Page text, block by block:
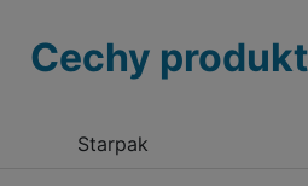
Cechy
Starpak